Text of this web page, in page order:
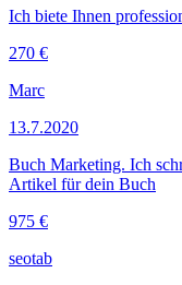
Ich biete Ihnen
270 €
Marc
13.7.2020
Buch Marketing. Ich
Artikel für dein Buch
975 €
seotab